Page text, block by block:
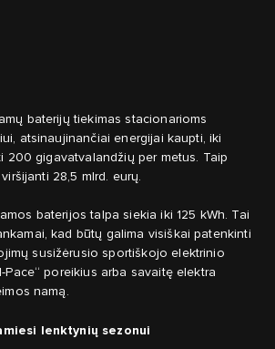
baterijų tiekimas stacionarioms
atsinaujinančiai energijai kaupti, iki
200 gigavatvalandžių per metus. Taip
28,5 mlrd. eurų.
baterijos talpa siekia iki 125 kWh. Tai
kad būtų galima visiškai patenkinti
susižėrusio sportiškojo elektrinio
Pace“ poreikius arba savaitę elektra
namą.
lenktynių sezonui